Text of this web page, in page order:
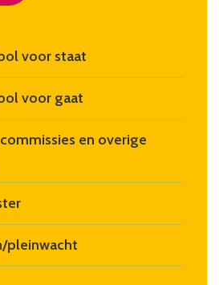
voor staat
voor gaat
en overige
pleinwacht